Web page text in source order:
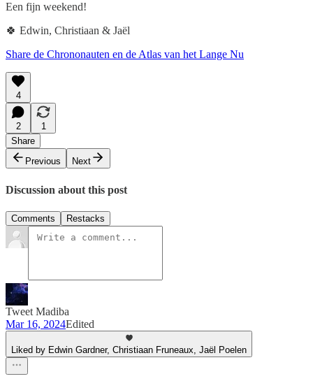
Een fijn weekend!
🍀 Edwin, Christiaan & Jaël
Share de Chrononauten en de Atlas van het Lange Nu
4
2
1
Share
Previous
Next
Discussion about this post
Comments Restacks
Tweet Madiba
Mar 16, 2024Edited
Liked by Edwin Gardner, Christiaan Fruneaux, Jaël Poelen